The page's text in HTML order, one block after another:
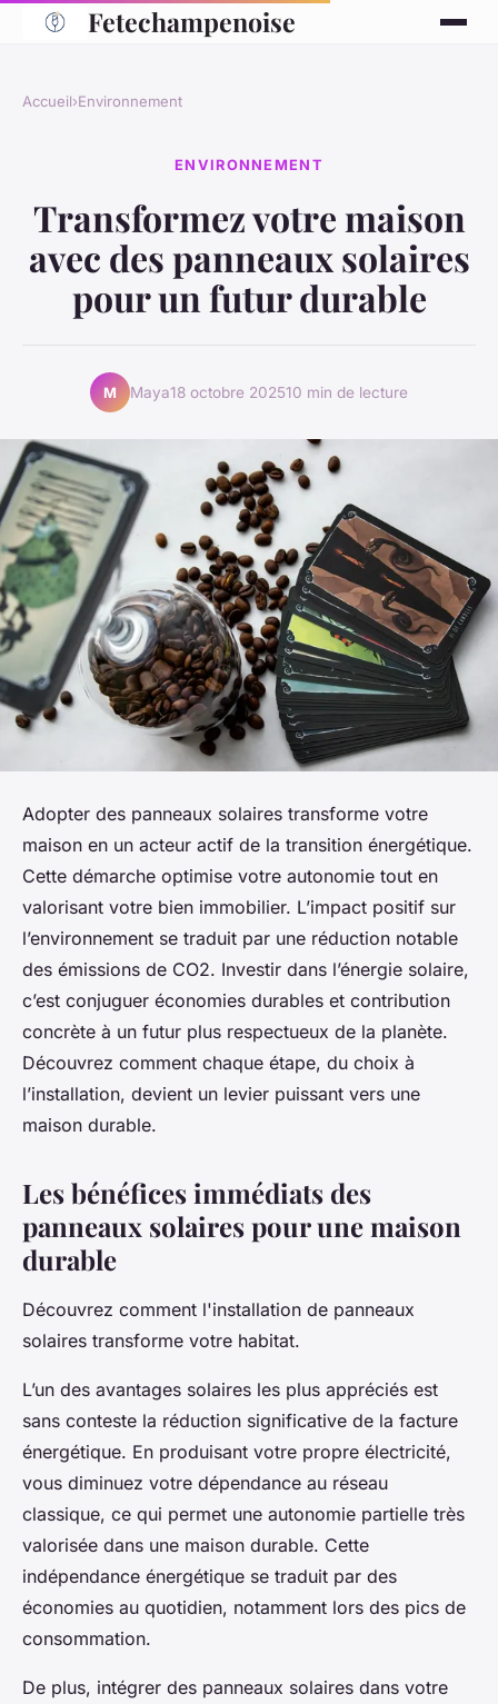
Fetechampenoise
Accueil›Environnement
ENVIRONNEMENT
Transformez votre maison
avec des panneaux solaires
pour un futur durable
M Maya18 octobre 202510 min de lecture
Adopter des panneaux solaires transforme votre
maison en un acteur actif de la transition énergétique.
Cette démarche optimise votre autonomie tout en
valorisant votre bien immobilier. L’impact positif sur
l’environnement se traduit par une réduction notable
des émissions de CO2. Investir dans l’énergie solaire,
c’est conjuguer économies durables et contribution
concrète à un futur plus respectueux de la planète.
Découvrez comment chaque étape, du choix à
l’installation, devient un levier puissant vers une
maison durable.
Les bénéfices immédiats des
panneaux solaires pour une maison
durable
Découvrez comment l'installation de panneaux
solaires transforme votre habitat.
L’un des avantages solaires les plus appréciés est
sans conteste la réduction significative de la facture
énergétique. En produisant votre propre électricité,
vous diminuez votre dépendance au réseau
classique, ce qui permet une autonomie partielle très
valorisée dans une maison durable. Cette
indépendance énergétique se traduit par des
économies au quotidien, notamment lors des pics de
consommation.
De plus, intégrer des panneaux solaires dans votre